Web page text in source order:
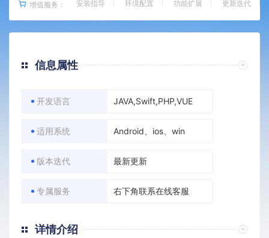
增值服务： 安装指导 环境配置 功能扩展 更新迭代
信息属性
开发语言 JAVA,Swift,PHP,VUE
适用系统 Android、ios、win
版本迭代 最新更新
专属服务 右下角联系在线客服
详情介绍